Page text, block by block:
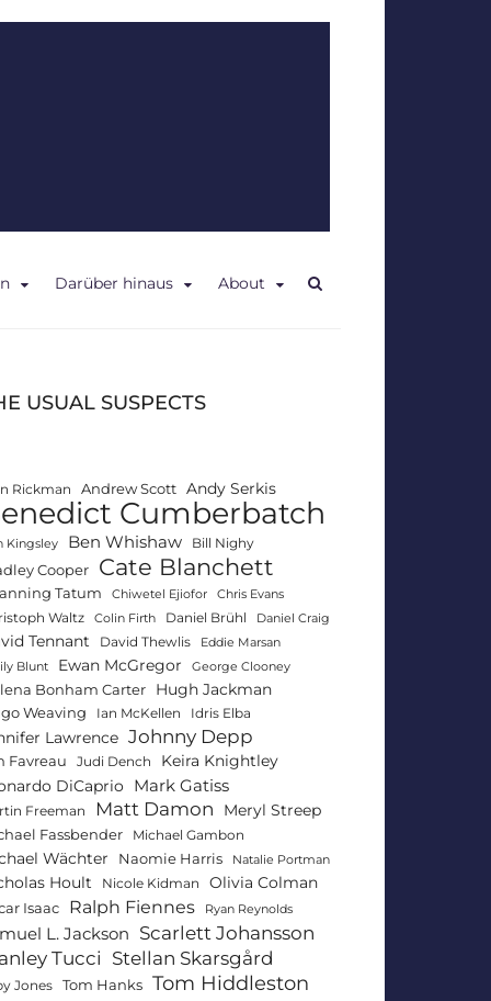
Darüber hinaus About
USUAL SUSPECTS
Rickman Andrew Scott Andy Serkis
Cumberbatch
Kingsley Ben Whishaw Bill Nighy
Cooper Cate Blanchett
Tatum Chiwetel Ejiofor Chris Evans
Waltz Colin Firth Daniel Brühl Daniel Craig
Tennant David Thewlis
Eddie Marsan
Blunt
Ewan McGregor George Clooney
Bonham Carter Hugh Jackman
Weaving Ian McKellen Idris Elba
Lawrence Johnny Depp
Favreau Judi Dench
Keira Knightley
DiCaprio
Mark Gatiss
Freeman Matt Damon Meryl Streep
Fassbender Michael Gambon
Wächter Naomie Harris Natalie Portman
Hoult Nicole Kidman Olivia Colman
Isaac Ralph Fiennes Ryan Reynolds
L. Jackson Scarlett Johansson
Tucci Stellan Skarsgård
Jones Tom Hanks Tom Hiddleston